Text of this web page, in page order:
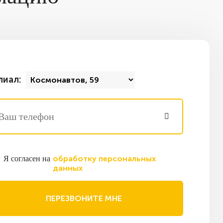
Я согласен на обработку персональных
данных